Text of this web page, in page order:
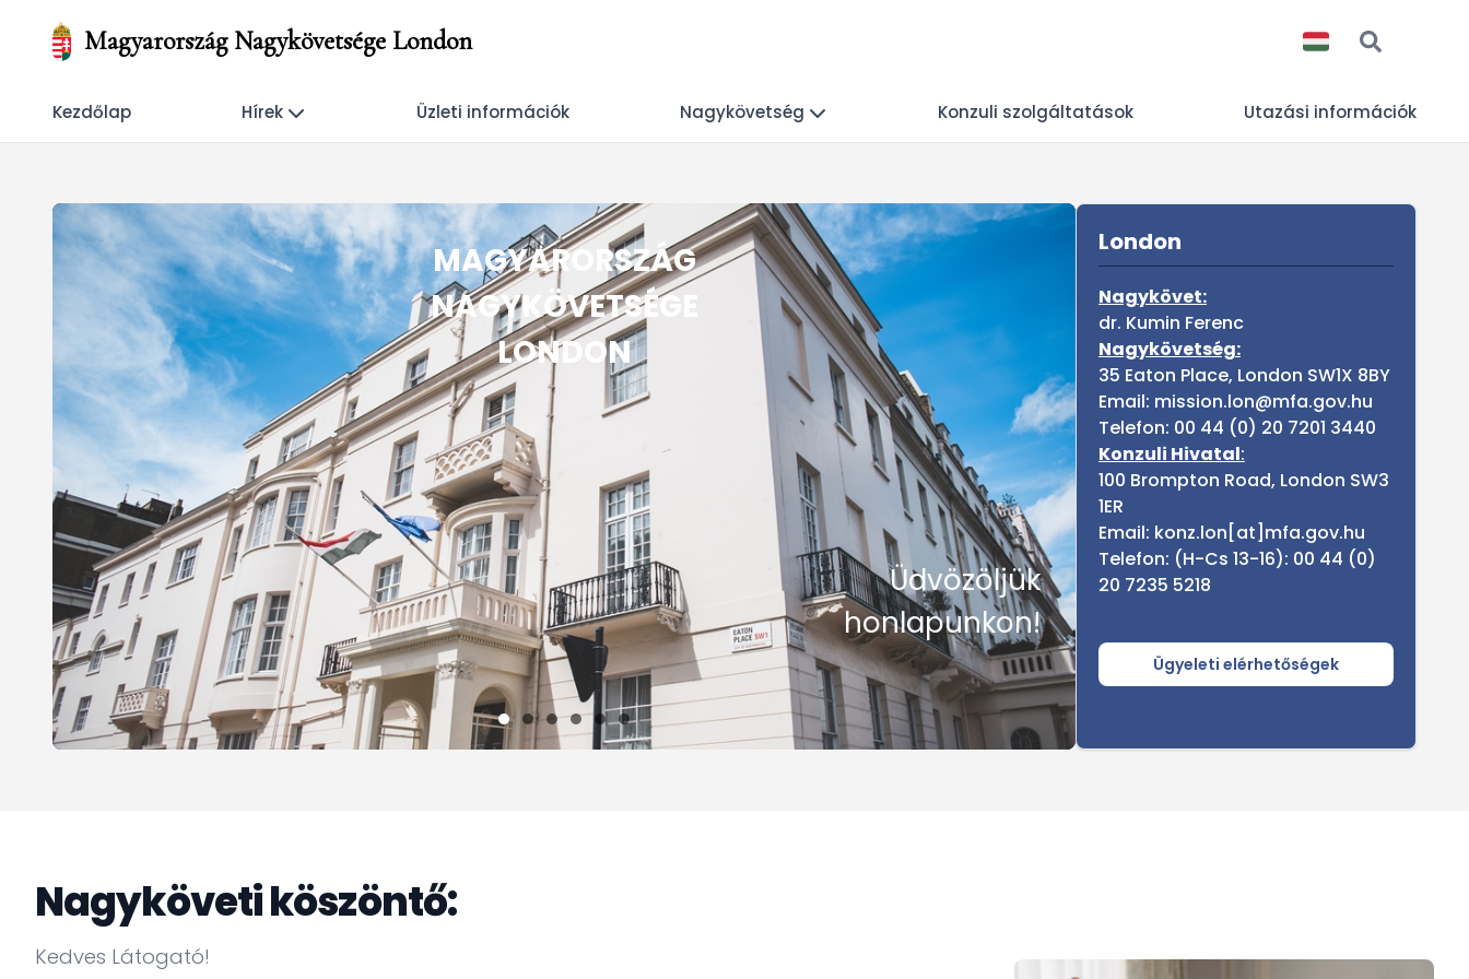
Magyarország Nagykövetsége London
Kezdőlap Hírek Üzleti információk Nagykövetség Konzuli szolgáltatások Utazási információk
MAGYARORSZÁG
NAGYKÖVETSÉGE
LONDON
Üdvözöljük
honlapunkon!
A NAGYKÖVETSÉG KONZULI
ÚJ CÍMRE KÖLTÖZÖTT
Tovább
Sidebar
London
Nagykövet:
dr. Kumin Ferenc
Nagykövetség:
35 Eaton Place, London SW1X 8BY
Email: mission.lon@mfa.gov.hu
Telefon: 00 44 (0) 20 7201 3440
Konzuli Hivatal:
100 Brompton Road, London SW3
1ER
Email: konz.lon[at]mfa.gov.hu
Telefon: (H-Cs 13-16): 00 44 (0)
20 7235 5218
Ügyeleti elérhetőségek
Nagyköveti köszöntő:
Kedves Látogató!